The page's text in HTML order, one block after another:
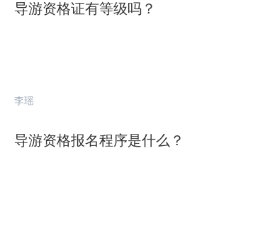
导游资格证有等级吗？
李瑶
导游资格报名程序是什么？